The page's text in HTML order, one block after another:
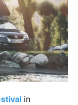
in